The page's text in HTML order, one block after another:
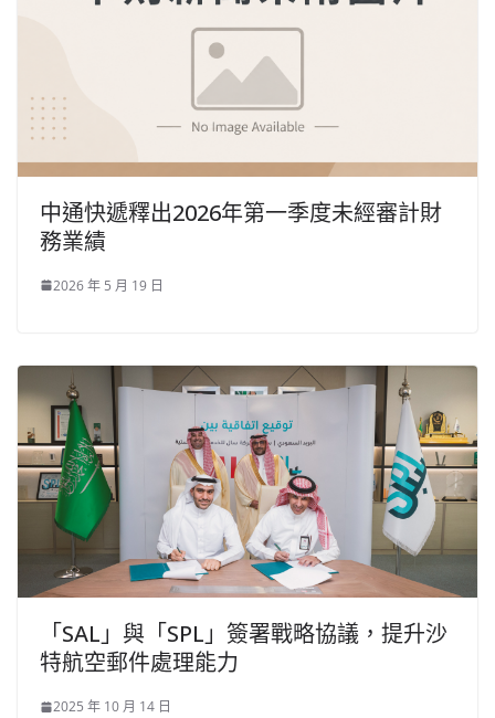
中通快遞釋出2026年第一季度未經審計財
務業績
2026 年 5 月 19 日
「SAL」與「SPL」簽署戰略協議，提升沙
特航空郵件處理能力
2025 年 10 月 14 日